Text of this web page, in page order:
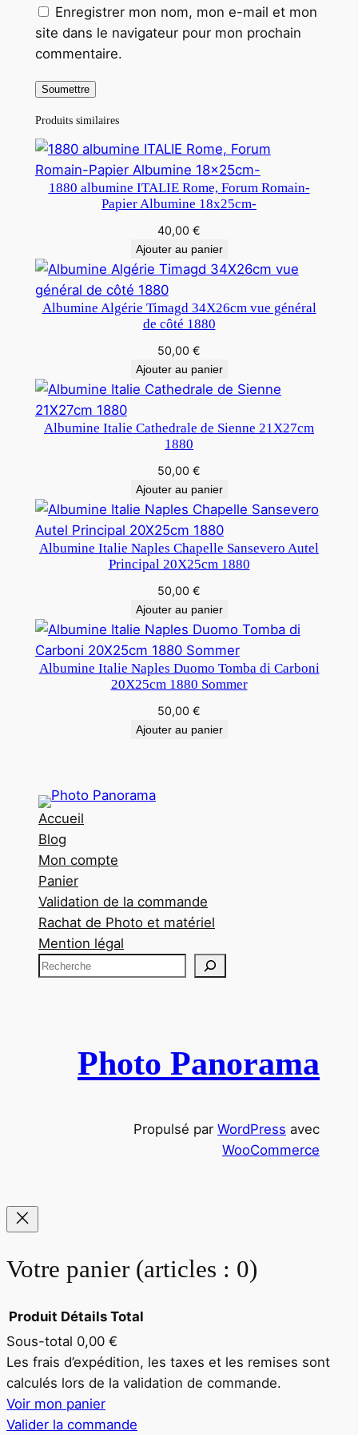
Enregistrer mon nom, mon e-mail et mon
site dans le navigateur pour mon prochain
commentaire.
Produits similaires
1880 albumine ITALIE Rome, Forum Romain-
Papier Albumine 18x25cm-
40,00 €
Ajouter au panier
Albumine Algérie Timagd 34X26cm vue général
de côté 1880
50,00 €
Ajouter au panier
Albumine Italie Cathedrale de Sienne 21X27cm
1880
50,00 €
Ajouter au panier
Albumine Italie Naples Chapelle Sansevero Autel
Principal 20X25cm 1880
50,00 €
Ajouter au panier
Albumine Italie Naples Duomo Tomba di Carboni
20X25cm 1880 Sommer
50,00 €
Ajouter au panier
Accueil
Blog
Mon compte
Panier
Validation de la commande
Rachat de Photo et matériel
Mention légal
R
Photo Panorama
Propulsé par WordPress avec
WooCommerce
Votre panier (articles : 0)
Produits
dans
le
Produit Détails Total
Sous-total 0,00 €
Les frais d’expédition, les taxes et les remises sont
calculés lors de la validation de commande.
Voir mon panier
Valider la commande